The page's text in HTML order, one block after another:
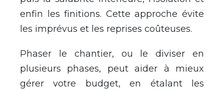
enfin les finitions. Cette approche évite
les imprévus et les reprises coûteuses.
Phaser le chantier, ou le diviser en
plusieurs phases, peut aider à mieux
gérer votre budget, en étalant les